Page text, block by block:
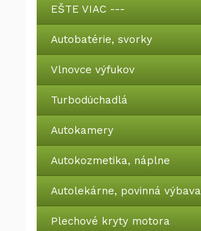
EŠTE VIAC ---
Autobatérie, svorky
Vlnovce výfukov
Turbodúchadlá
Autokamery
Autokozmetika, náplne
Autolekárne, povinná výbava
Plechové kryty motora